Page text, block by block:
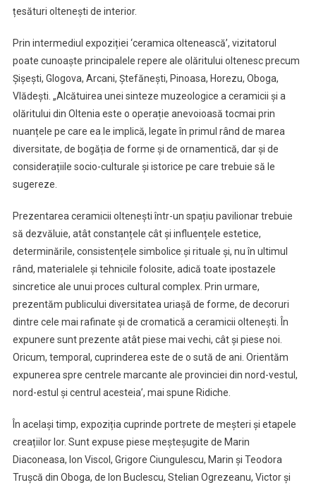
țesături oltenești de interior.
Prin intermediul expoziției ‘ceramica oltenească’, vizitatorul
poate cunoaște principalele repere ale olăritului oltenesc precum
Șișești, Glogova, Arcani, Ștefănești, Pinoasa, Horezu, Oboga,
Vlădești. „Alcătuirea unei sinteze muzeologice a ceramicii și a
olăritului din Oltenia este o operație anevoioasă tocmai prin
nuanțele pe care ea le implică, legate în primul rând de marea
diversitate, de bogăția de forme și de ornamentică, dar și de
considerațiile socio-culturale și istorice pe care trebuie să le
sugereze.
Prezentarea ceramicii oltenești într-un spațiu pavilionar trebuie
să dezvăluie, atât constanțele cât și influențele estetice,
determinările, consistențele simbolice și rituale și, nu în ultimul
rând, materialele și tehnicile folosite, adică toate ipostazele
sincretice ale unui proces cultural complex. Prin urmare,
prezentăm publicului diversitatea uriașă de forme, de decoruri
dintre cele mai rafinate și de cromatică a ceramicii oltenești. În
expunere sunt prezente atât piese mai vechi, cât și piese noi.
Oricum, temporal, cuprinderea este de o sută de ani. Orientăm
expunerea spre centrele marcante ale provinciei din nord-vestul,
nord-estul și centrul acesteia’, mai spune Ridiche.
În același timp, expoziția cuprinde portrete de meșteri și etapele
creațiilor lor. Sunt expuse piese meșteșugite de Marin
Diaconeasa, Ion Viscol, Grigore Ciungulescu, Marin și Teodora
Trușcă din Oboga, de Ion Buclescu, Stelian Ogrezeanu, Victor și